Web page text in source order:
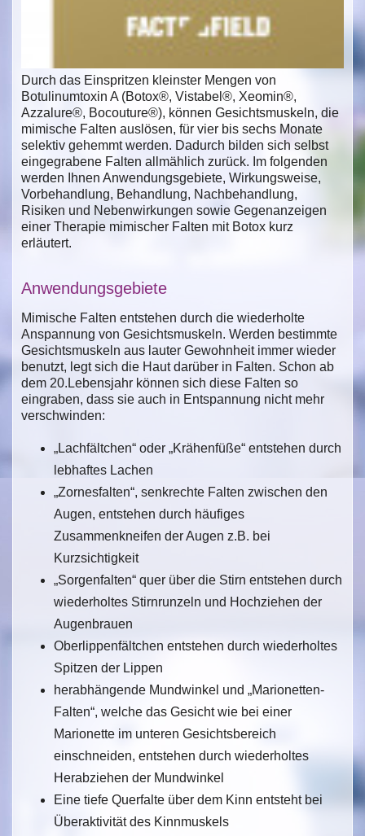
Durch das Einspritzen kleinster Mengen von
Botulinumtoxin A (Botox®, Vistabel®, Xeomin®,
Azzalure®, Bocouture®), können Gesichtsmuskeln, die
mimische Falten auslösen, für vier bis sechs Monate
selektiv gehemmt werden. Dadurch bilden sich selbst
eingegrabene Falten allmählich zurück. Im folgenden
werden Ihnen Anwendungsgebiete, Wirkungsweise,
Vorbehandlung, Behandlung, Nachbehandlung,
Risiken und Nebenwirkungen sowie Gegenanzeigen
einer Therapie mimischer Falten mit Botox kurz
erläutert.
Anwendungsgebiete
Mimische Falten entstehen durch die wiederholte
Anspannung von Gesichtsmuskeln. Werden bestimmte
Gesichtsmuskeln aus lauter Gewohnheit immer wieder
benutzt, legt sich die Haut darüber in Falten. Schon ab
dem 20.Lebensjahr können sich diese Falten so
eingraben, dass sie auch in Entspannung nicht mehr
verschwinden:
„Lachfältchen“ oder „Krähenfüße“ entstehen durch
lebhaftes Lachen
„Zornesfalten“, senkrechte Falten zwischen den
Augen, entstehen durch häufiges
Zusammenkneifen der Augen z.B. bei
Kurzsichtigkeit
„Sorgenfalten“ quer über die Stirn entstehen durch
wiederholtes Stirnrunzeln und Hochziehen der
Augenbrauen
Oberlippenfältchen entstehen durch wiederholtes
Spitzen der Lippen
herabhängende Mundwinkel und „Marionetten-
Falten“, welche das Gesicht wie bei einer
Marionette im unteren Gesichtsbereich
einschneiden, entstehen durch wiederholtes
Herabziehen der Mundwinkel
Eine tiefe Querfalte über dem Kinn entsteht bei
Überaktivität des Kinnmuskels